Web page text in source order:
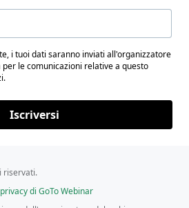
i tuoi dati saranno inviati all'organizzatore
le comunicazioni relative a questo
Iscriversi
riservati.
di GoTo Webinar